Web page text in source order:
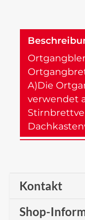
A)Die
verwendet
Kontakt
Shop-